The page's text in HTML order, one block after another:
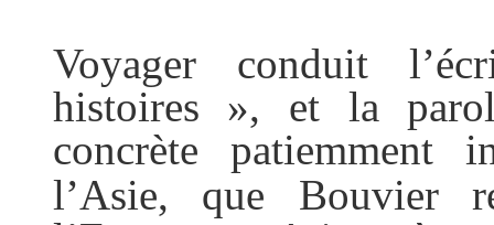
Voyager conduit
histoires », et la
concrète
l’Asie, que Bouvier